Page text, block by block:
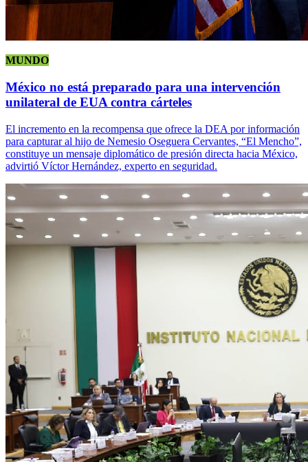
MUNDO
México no está preparado para una intervención
unilateral de EUA contra cárteles
El incremento en la recompensa que ofrece la DEA por información
para capturar al hijo de Nemesio Oseguera Cervantes, “El Mencho”,
constituye un mensaje diplomático de presión directa hacia México,
advirtió Víctor Hernández, experto en seguridad.